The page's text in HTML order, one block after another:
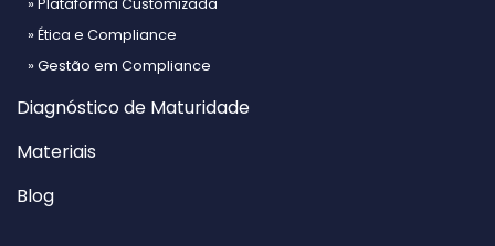
» Plataforma Customizada
» Ética e Compliance
» Gestão em Compliance
Diagnóstico de Maturidade
Materiais
Blog